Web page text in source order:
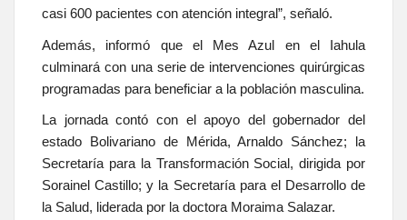
casi 600 pacientes con atención integral”, señaló.
Además, informó que el Mes Azul en el Iahula
culminará con una serie de intervenciones quirúrgicas
programadas para beneficiar a la población masculina.
La jornada contó con el apoyo del gobernador del
estado Bolivariano de Mérida, Arnaldo Sánchez; la
Secretaría para la Transformación Social, dirigida por
Sorainel Castillo; y la Secretaría para el Desarrollo de
la Salud, liderada por la doctora Moraima Salazar.